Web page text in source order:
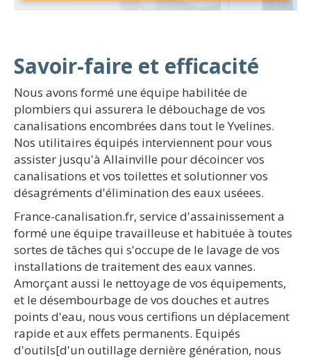
Savoir-faire et efficacité
Nous avons formé une équipe habilitée de
plombiers qui assurera le débouchage de vos
canalisations encombrées dans tout le Yvelines.
Nos utilitaires équipés interviennent pour vous
assister jusqu'à Allainville pour décoincer vos
canalisations et vos toilettes et solutionner vos
désagréments d'élimination des eaux uséees.
France-canalisation.fr, service d'assainissement a
formé une équipe travailleuse et habituée à toutes
sortes de tâches qui s'occupe de le lavage de vos
installations de traitement des eaux vannes.
Amorçant aussi le nettoyage de vos équipements,
et le désembourbage de vos douches et autres
points d'eau, nous vous certifions un déplacement
rapide et aux effets permanents. Equipés
d'outils[d'un outillage dernière génération, nous